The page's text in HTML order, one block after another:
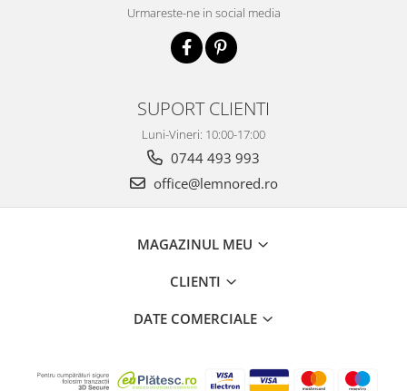
Urmareste-ne in social media
SUPORT CLIENTI
Luni-Vineri: 10:00-17:00
0744 493 993
office@lemnored.ro
MAGAZINUL MEU
CLIENTI
DATE COMERCIALE